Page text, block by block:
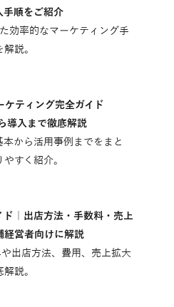
手順をご紹介
効率的なマーケティング手
説。
ティング完全ガイド
導入まで徹底解説
から活用事例までをまと
すく紹介。
｜出店方法・手数料・売上
経営者向けに解説
出店方法、費用、売上拡大
説。